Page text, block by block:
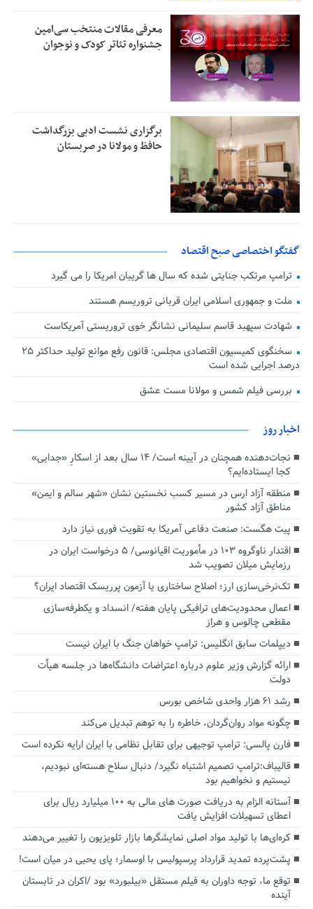
معرفی مقالات منتخب سی‌امین
جشنواره تئاتر کودک و نوجوان
برگزاری نشست ادبی بزرگداشت
حافظ و مولانا در صربستان
گفتگو اختصاصی صبح اقتصاد
ترامپ مرتکب جنایتی شده که سال ها گریبان امریکا را می گیرد
ملت و جمهوری اسلامی ایران قربانی تروریسم هستند
شهادت سپهبد قاسم سلیمانی نشانگر خوی تروریستی آمریکاست
سخنگوی کمیسیون اقتصادی مجلس: قانون رفع موانع تولید حداکثر ۲۵
درصد اجرایی شده است
بررسی فیلم شمس و مولانا مست عشق
اخبار روز
نجات‌دهنده‌ همچنان در آیینه است/ ۱۴ سال بعد از اسکارِ «جدایی»
کجا ایستاده‌ایم؟
منطقه آزاد ارس در مسیر کسب نخستین نشان «شهر سالم و ایمن»
مناطق آزاد کشور
پیت هگست: صنعت دفاعی آمریکا به تقویت فوری نیاز دارد
اقتدار ناوگروه ۱۰۳ در مأموریت‌ اقیانوسی/ ۵ درخواست ایران در
رزمایش میلان تصویب شد
تک‌نرخی‌سازی ارز؛ اصلاح ساختاری یا آزمون پرریسک اقتصاد ایران؟
اعمال محدودیت‌های ترافیکی پایان هفته/ انسداد و یکطرفه‌سازی
مقطعی چالوس و هراز
دیپلمات سابق انگلیس:‌ ترامپ خواهان جنگ با ایران نیست
ارائه گزارش وزیر علوم درباره اعتراضات دانشگاه‌ها در جلسه هیأت
دولت
رشد ۶۱ هزار واحدی شاخص بورس
چگونه مواد روان‌گردان، خاطره را به توهم تبدیل می‌کند
فارن پالسی: ترامپ توجیهی برای تقابل نظامی با ایران ارایه نکرده است
قالیباف:ترامپ تصمیم اشتباه نگیرد/ دنبال سلاح هسته‌ای نبودیم،
نیستیم و نخواهیم بود
آستانه الزام به دریافت صورت های مالی به ۱۰۰ میلیارد ریال برای
اعطای تسهیلات افزایش یافت
کره‌ای‌ها با تولید مواد اصلی نمایشگرها بازار تلویزیون را تغییر می‌دهند
پشت‌پرده تمدید قرارداد پرسپولیس با اوسمار؛ پای یحیی در میان است!
توقع ما، توجه داوران به فیلم مستقل «بیلبورد» بود /اکران در تابستان
آینده